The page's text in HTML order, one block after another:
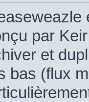
par
et
bas (flux